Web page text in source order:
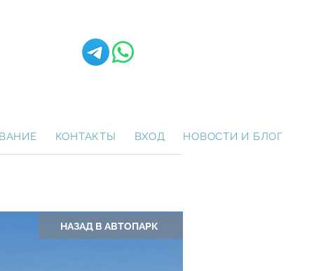
КОНТАКТЫ ВХОД НОВОСТИ И БЛОГ
НАЗАД В АВТОПАРК